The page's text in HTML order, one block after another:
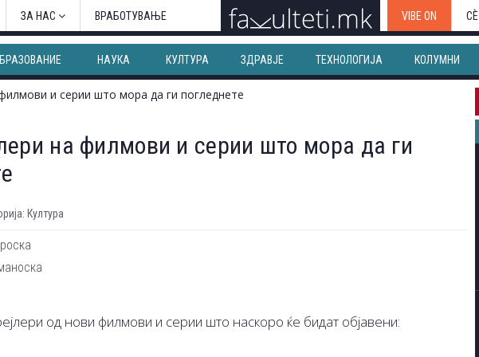
ЗА НАС ВРАБОТУВАЊЕ VIBE ON
НАУКА КУЛТУРА ЗДРАВЈЕ ТЕХНОЛОГИЈА КОЛУМНИ
на филмови и серии што мора да ги
Култура
од нови филмови и серии што наскоро ќе бидат објавени: